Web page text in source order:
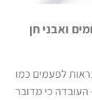
ואבני חן
לפעמים כמו
העובדה כי מדובר